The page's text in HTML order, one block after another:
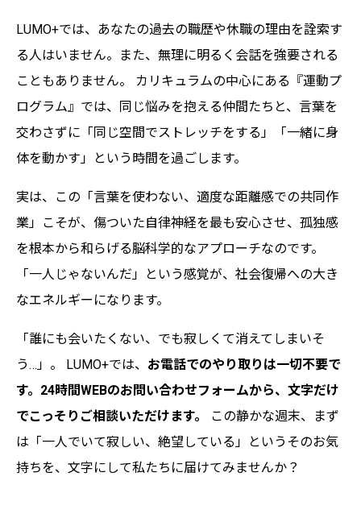
LUMO+では、あなたの過去の職歴や休職の理由を詮索す
る人はいません。また、無理に明るく会話を強要される
こともありません。 カリキュラムの中心にある『運動プ
ログラム』では、同じ悩みを抱える仲間たちと、言葉を
交わさずに「同じ空間でストレッチをする」「一緒に身
体を動かす」という時間を過ごします。
実は、この「言葉を使わない、適度な距離感での共同作
業」こそが、傷ついた自律神経を最も安心させ、孤独感
を根本から和らげる脳科学的なアプローチなのです。
「一人じゃないんだ」という感覚が、社会復帰への大き
なエネルギーになります。
「誰にも会いたくない、でも寂しくて消えてしまいそ
う…」。 LUMO+では、 お電話でのやり取りは一切不要で
す。24時間WEBのお問い合わせフォームから、文字だけ
でこっそりご相談いただけます。
この静かな週末、まず
は「一人でいて寂しい、絶望している」というそのお気
持ちを、文字にして私たちに届けてみませんか？